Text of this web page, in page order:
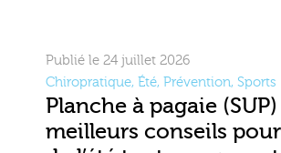
Publié le 24 juillet 2026
Chiropratique, Été, Prévention, Sports
Planche à pagaie
meilleurs conseils